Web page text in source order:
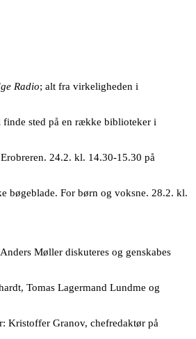
Radio; alt fra virkeligheden i
sted på en række biblioteker i
24.2. kl. 14.30-15.30 på
bøgeblade. For børn og voksne. 28.2. kl.
Møller diskuteres og genskabes
Tomas Lagermand Lundme og
Kristoffer Granov, chefredaktør på